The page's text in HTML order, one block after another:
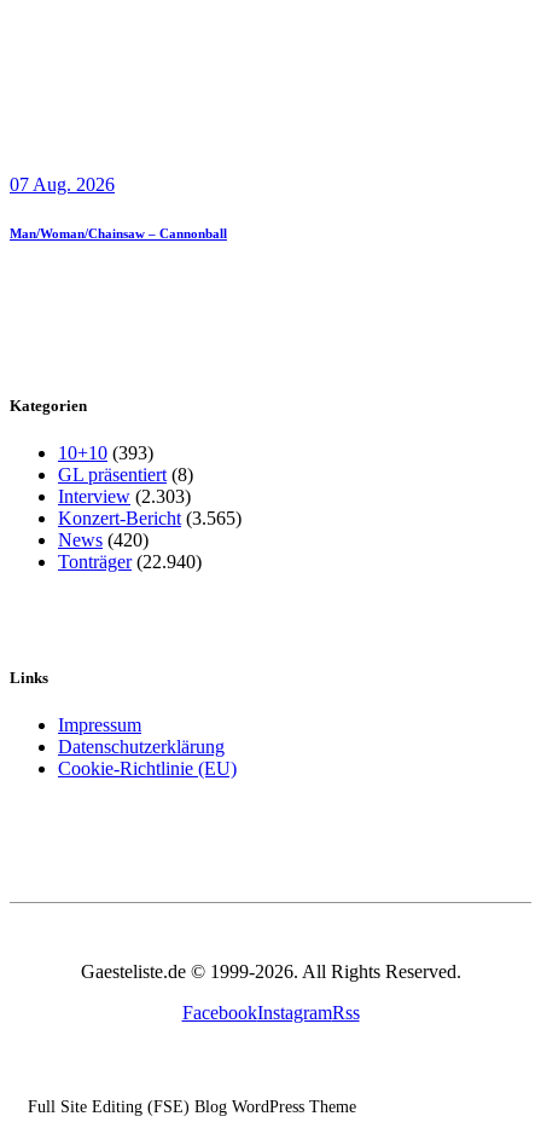
07 Aug. 2026
Man/Woman/Chainsaw – Cannonball
Kategorien
10+10 (393)
GL präsentiert(8)
Interview (2.303)
Konzert-Bericht(3.565)
News (420)
Tonträger(22.940)
Links
Impressum
Datenschutzerklärung
Cookie-Richtlinie (EU)
Gaesteliste.de © 1999-2026. All Rights Reserved.
FacebookInstagramRss
Full Site Editing (FSE) Blog WordPress Theme